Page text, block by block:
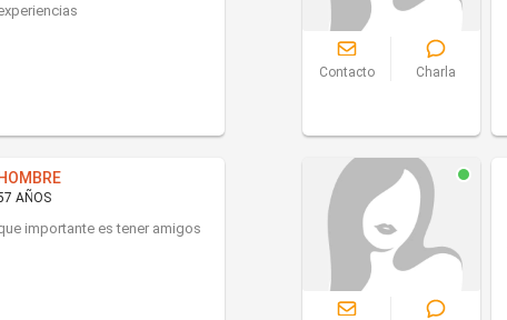
Contacto Charla
HOMBRE
AÑOS
importante es tener amigos